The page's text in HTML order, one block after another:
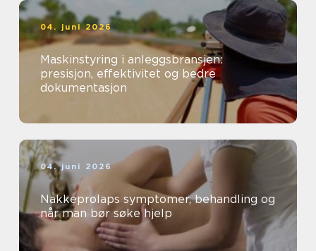
04. juni 2026
Maskinstyring i anleggsbransjen:
presisjon, effektivitet og bedre
dokumentasjon
04. juni 2026
Nakkeprolaps symptomer, behandling og
når man bør søke hjelp